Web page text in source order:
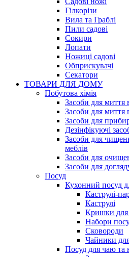
Гілкорізи
Вила та Граблі
Пили садові
Сокири
Лопати
Ножиці садові
Обприскувачі
Секатори
ТОВАРИ ДЛЯ ДОМУ
Побутова хімія
Засоби для миття
Засоби для миття
Засоби для
Дезінфікуючі
Засоби для
меблів
Засоби для
Засоби для
Посуд
Кухонний посуд
Каструлі-
Каструлі
Кришки для
Набори
Сковороди
Чайники
Посуд для чаю та